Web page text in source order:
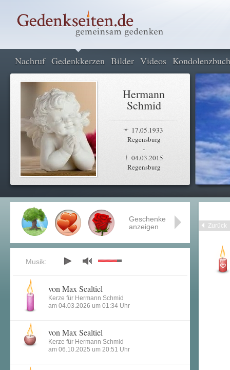
Nachruf Gedenkkerzen Bilder Videos Kondolenzbuch
Hermann
Schmid
17.05.1933
Regensburg
-
04.03.2015
Regensburg
Zurück
Geschenke
anzeigen
Musik:
von Max Sealtiel
Kerze für Hermann Schmid
am 04.03.2026 um 01:34 Uhr
von Max Sealtiel
Kerze für Hermann Schmid
am 06.10.2025 um 20:51 Uhr